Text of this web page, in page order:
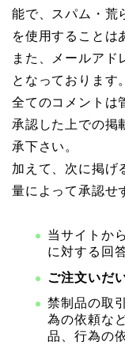
能で、スパム・荒
を使用することは
また、メールアド
となっております。
全てのコメントは
承認した上での掲
承下さい。
加えて、次に掲げ
量によって承認せ
当サイトか
に対する回
ご注文いだ
禁制品の取
為の依頼な
品、行為の